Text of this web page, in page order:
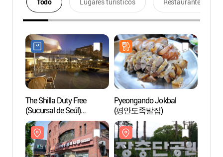
The Shilla Duty Free
(Sucursal de Seúl)
(신라면세점 (서울점))
Pyeongando Jokbal
(평안도족발집)